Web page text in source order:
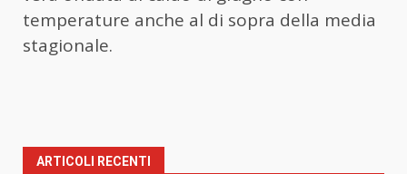
temperature anche al di sopra della media
stagionale.
ARTICOLI RECENTI